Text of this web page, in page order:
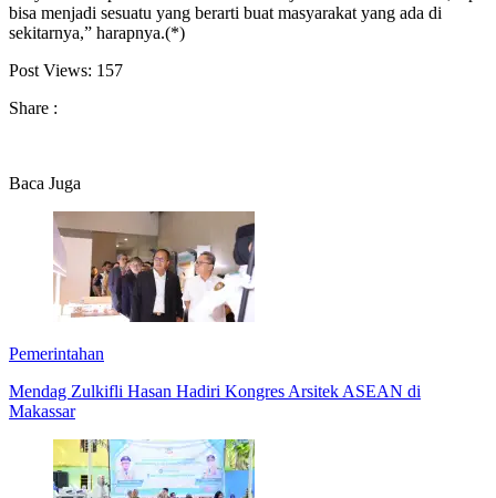
bisa menjadi sesuatu yang berarti buat masyarakat yang ada di
sekitarnya,” harapnya.(*)
Post Views: 157
Share :
Baca Juga
Pemerintahan
Mendag Zulkifli Hasan Hadiri Kongres Arsitek ASEAN di
Makassar